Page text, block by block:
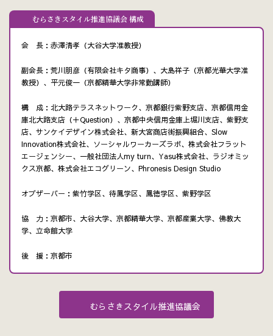
むらさきスタイル推進協議会 構成
会 長：赤澤清孝（大谷大学准教授）
副会長：荒川朋彦（有限会社キタ商事）、大島祥子（京都光華大学准
教授）、平元俊一（京都精華大学非常勤講師）
構 成：北大路テラスネットワーク、京都銀行紫野支店、京都信用金
庫北大路支店（＋Question）、京都中央信用金庫上堀川支店、紫野支
店、サンケイデザイン株式会社、新大宮商店街振興組合、Slow
Innovation株式会社、ソーシャルワーカーズラボ、株式会社フラット
エージェンシー、一般社団法人my turn、Yasu株式会社、ラジオミッ
クス京都、株式会社エコグリーン、Phronesis Design Studio
オブザーバー：紫竹学区、待鳳学区、鳳徳学区、紫野学区
協 力：京都市、大谷大学、京都精華大学、京都産業大学、佛教大
学、立命館大学
後 援：京都市
むらさきスタイル推進協議会